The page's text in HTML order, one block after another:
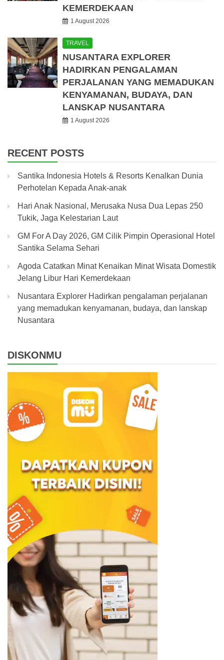
KEMERDEKAAN
1 August 2026
TRAVEL
NUSANTARA EXPLORER
HADIRKAN PENGALAMAN
PERJALANAN YANG MEMADUKAN
KENYAMANAN, BUDAYA, DAN
LANSKAP NUSANTARA
1 August 2026
RECENT POSTS
Santika Indonesia Hotels & Resorts Kenalkan Dunia
Perhotelan Kepada Anak-anak
Hari Anak Nasional, Merusaka Nusa Dua Lepas 250
Tukik, Jaga Kelestarian Laut
GM For A Day 2026, GM Cilik Pimpin Operasional Hotel
Santika Selama Sehari
Agoda Catatkan Minat Kenaikan Minat Wisata Domestik
Jelang Libur Hari Kemerdekaan
Nusantara Explorer Hadirkan pengalaman perjalanan
yang memadukan kenyamanan, budaya, dan lanskap
Nusantara
DISKONMU